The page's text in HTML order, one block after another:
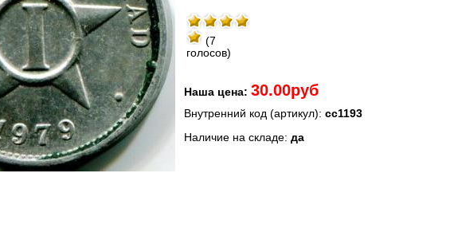
(7
голосов)
Наша цена: 30.00руб
Внутренний код (артикул): сс1193
Наличие на складе: да